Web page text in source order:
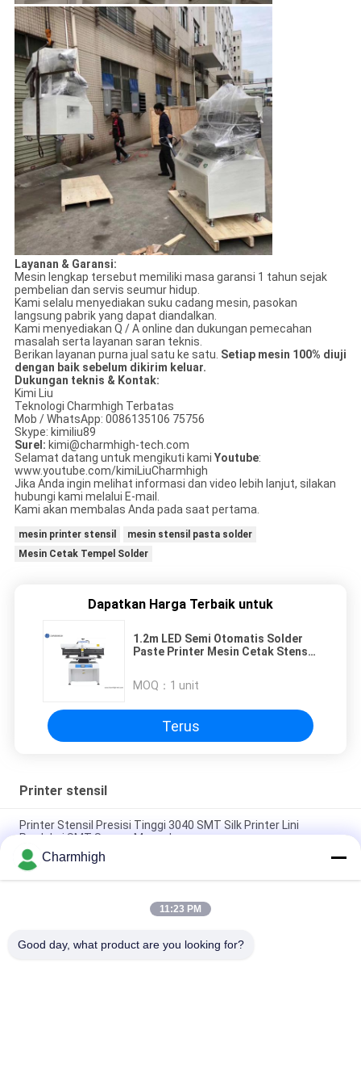
Layanan & Garansi:
Mesin lengkap tersebut memiliki masa garansi 1 tahun sejak
pembelian dan servis seumur hidup.
Kami selalu menyediakan suku cadang mesin, pasokan
langsung pabrik yang dapat diandalkan.
Kami menyediakan Q / A online dan dukungan pemecahan
masalah serta layanan saran teknis.
Berikan layanan purna jual satu ke satu. Setiap mesin 100% diuji
dengan baik sebelum dikirim keluar.
Dukungan teknis & Kontak:
Kimi Liu
Teknologi Charmhigh Terbatas
Mob / WhatsApp: 0086135106 75756
Skype: kimiliu89
Surel: kimi@charmhigh-tech.com
Selamat datang untuk mengikuti kami Youtube:
www.youtube.com/kimiLiuCharmhigh
Jika Anda ingin melihat informasi dan video lebih lanjut, silakan
hubungi kami melalui E-mail.
Kami akan membalas Anda pada saat pertama.
mesin printer stensil
mesin stensil pasta solder
Mesin Cetak Tempel Solder
Dapatkan Harga Terbaik untuk
1.2m LED Semi Otomatis Solder
Paste Printer Mesin Cetak Stensil
MOQ： 1 unit
Terus
Printer stensil
Printer Stensil Presisi Tinggi 3040 SMT Silk Printer Lini
Produksi SMT Secara Manual
Semi Auto Solder Paste Printer 3250, Mesin Sablon 320 *
500mm
E6 Mesin Pencetak Serat Solder Paste Full Automatic SMT
Charmhigh
11:23 PM
Good day, what product are you looking for?